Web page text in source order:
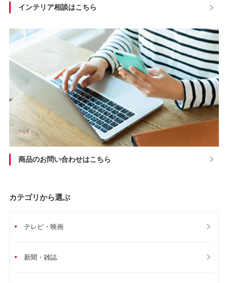
カテゴリから選ぶ
テレビ・映画
新聞・雑誌
インテリア相談はこちら
商品のお問い合わせはこちら